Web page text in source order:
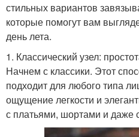
стильных вариантов
которые помогут вам
день лета.
1. Классический узел:
Начнем с классики. Этот
подходит для любого типа
ощущение легкости и
с платьями, шортами и даже